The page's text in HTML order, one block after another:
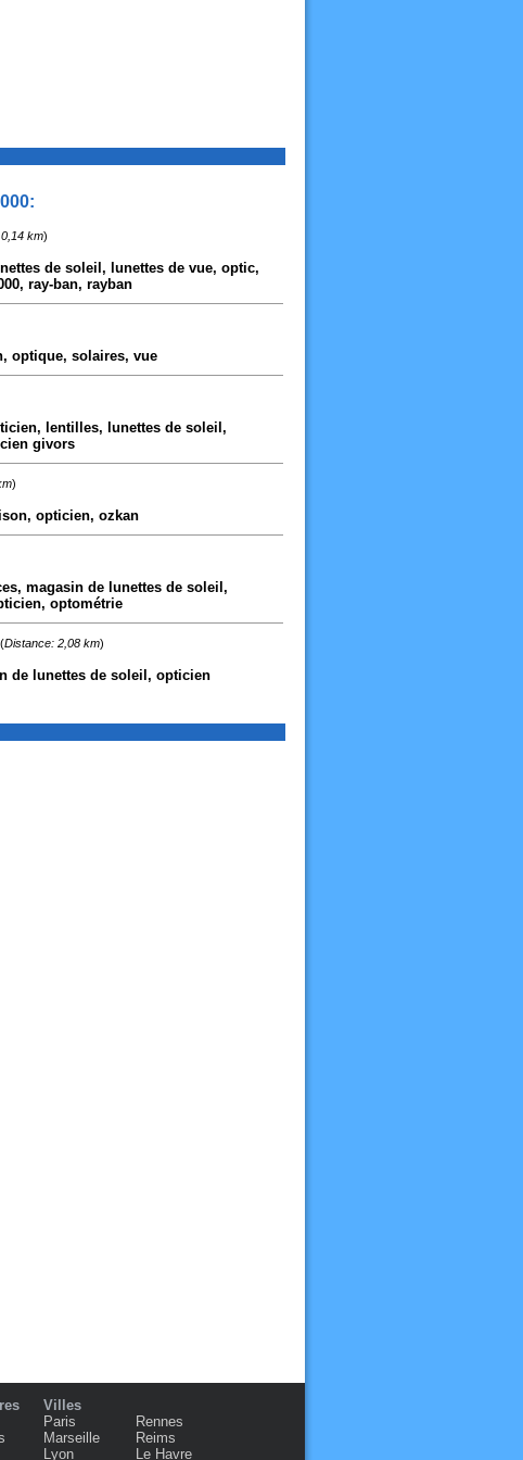
km)
de soleil, lunettes de vue, optic,
ray-ban, rayban
optique, solaires, vue
lentilles, lunettes de soleil,
givors
)
opticien, ozkan
magasin de lunettes de soleil,
optométrie
Distance: 2,08 km)
de lunettes de soleil, opticien
Villes
Paris
Marseille
Lyon
Rennes
Reims
Le Havre